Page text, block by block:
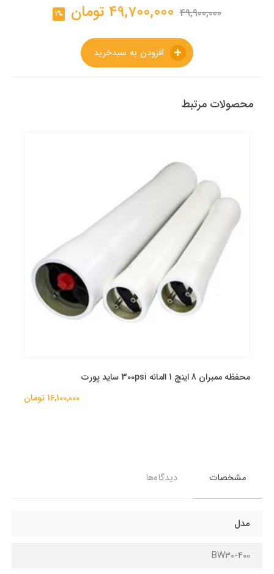
49,900,000
49,700,000 تومان 1%
محصولات مرتبط
محفظه ممبران 8 اینچ 1 المانه 300psi ساید پورت
16,100,000 تومان
مشخصات دیدگاه‌ها
مدل
BW30-400